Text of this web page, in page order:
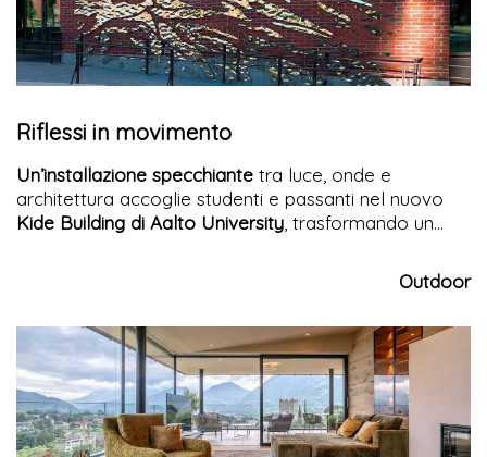
Riflessi in movimento
Un’installazione specchiante tra luce, onde e
architettura accoglie studenti e passanti nel nuovo
Kide Building di Aalto University, trasformando un
Outdoor